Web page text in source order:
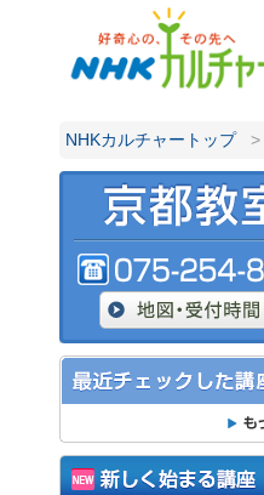
NHKカルチャートップ >